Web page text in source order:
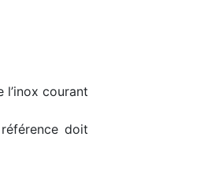
l’inox courant
doit